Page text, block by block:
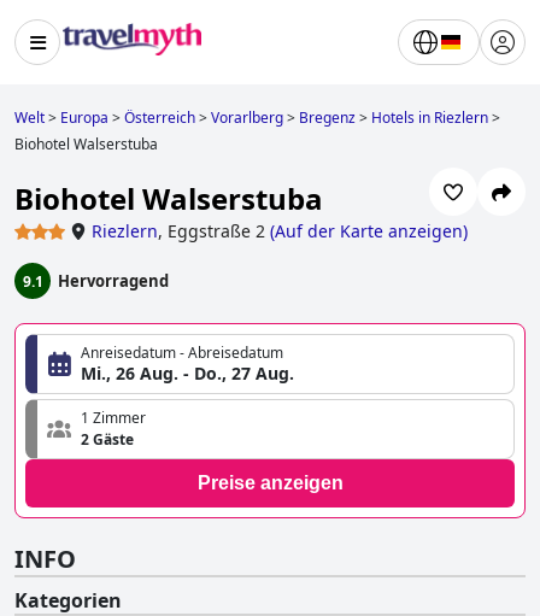
Welt> Europa >Österreich>Vorarlberg> Bregenz> Hotels in Riezlern>
Biohotel Walserstuba
Biohotel Walserstuba
Riezlern, Eggstraße 2 (Auf der Karte anzeigen)
9.1 Hervorragend
Anreisedatum - Abreisedatum
Mi., 26 Aug. - Do., 27 Aug.
1 Zimmer
2 Gäste
Preise anzeigen
INFO
Kategorien